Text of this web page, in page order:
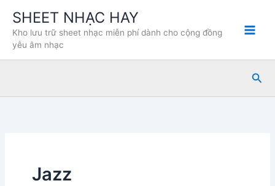
dung
SHEET NHẠC HAY
Kho lưu trữ sheet nhạc miễn phí dành cho cộng đồng
yêu âm nhạc
Tìm
Jazz